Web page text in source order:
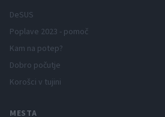
DeSUS
Poplave 2023 - pomoč
Kam na potep?
Dobro počutje
Korošci v tujini
MESTA